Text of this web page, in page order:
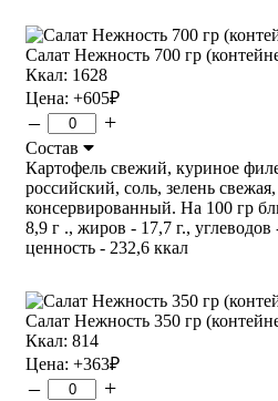
Салат Нежность 700 гр
Ккал: 1628
Цена: +605₽
– +
Состав
Картофель свежий, куриное
российский, соль, зелень
консервированный. На 100 гр
8,9 г ., жиров - 17,7 г., углеводов
ценность - 232,6 ккал
Салат Нежность 350 гр
Ккал: 814
Цена: +363₽
– +